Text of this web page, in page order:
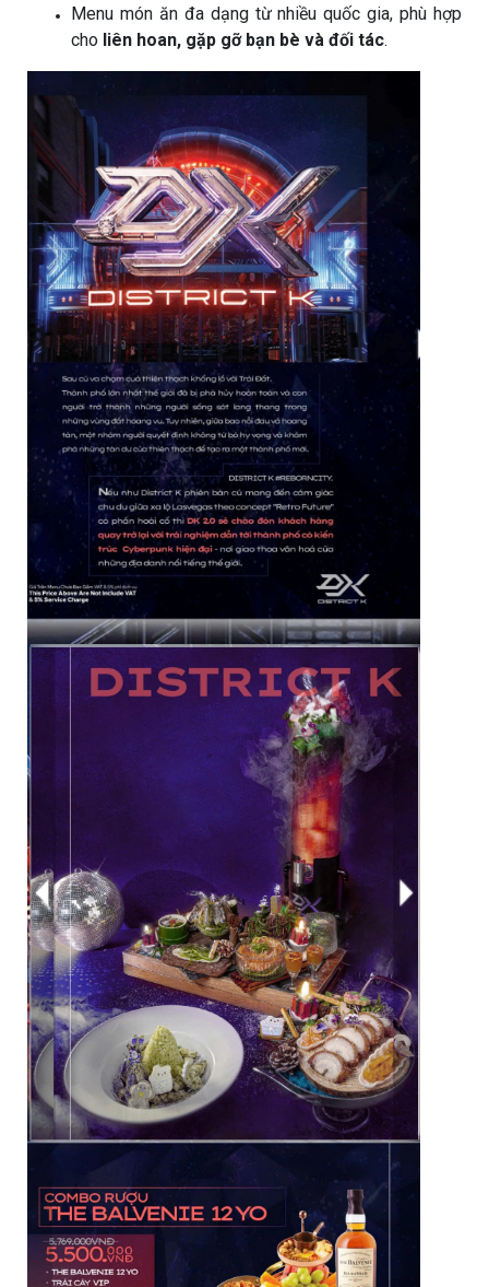
Menu món ăn đa dạng từ nhiều quốc gia, phù hợp
cho liên hoan, gặp gỡ bạn bè và đối tác.